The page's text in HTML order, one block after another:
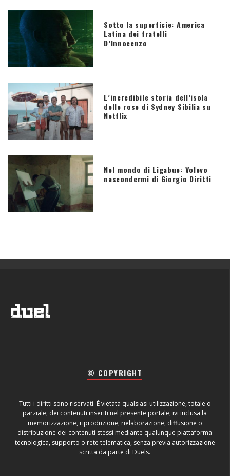
Sotto la superficie: America
Latina dei fratelli
D’Innocenzo
L’incredibile storia dell’isola
delle rose di Sydney Sibilia su
Netflix
Nel mondo di Ligabue: Volevo
nascondermi di Giorgio Diritti
© COPYRIGHT
Tutti i diritti sono riservati. È vietata qualsiasi utilizzazione, totale o
parziale, dei contenuti inseriti nel presente portale, ivi inclusa la
memorizzazione, riproduzione, rielaborazione, diffusione o
distribuzione dei contenuti stessi mediante qualunque piattaforma
tecnologica, supporto o rete telematica, senza previa autorizzazione
scritta da parte di Duels.